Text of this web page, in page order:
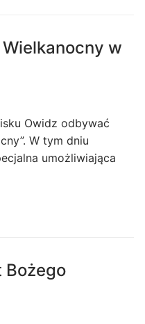
w
Owidz odbywać
W tym dniu
umożliwiająca
Bożego